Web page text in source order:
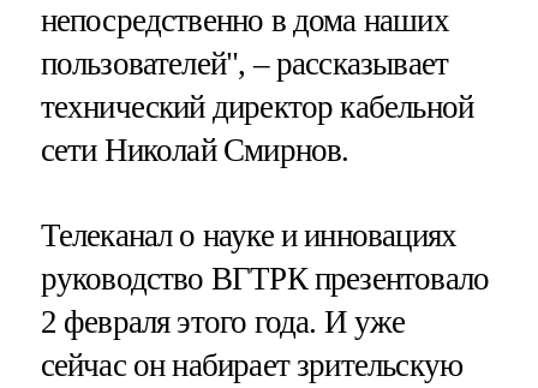
непосредственно в дома наших
пользователей", – рассказывает
технический директор кабельной
сети Николай Смирнов.
Телеканал о науке и инновациях
руководство ВГТРК презентовало
2 февраля этого года. И уже
сейчас он набирает зрительскую